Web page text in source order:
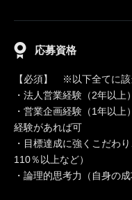
応募資格
【必須】 ※以下全てに該
・法人営業経験（2年以上）
・営業企画経験（1年以
経験があれば可
・目標達成に強くこだわ
110％以上など）
・論理的思考力（自身の